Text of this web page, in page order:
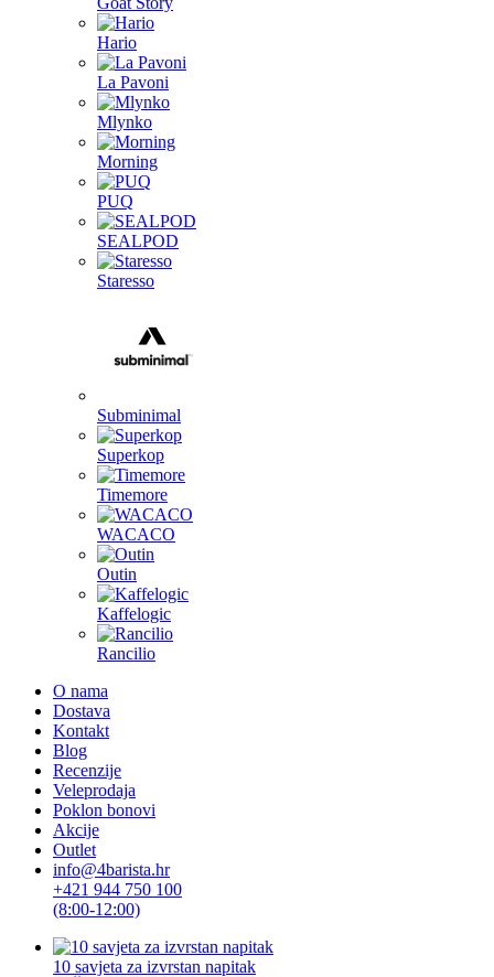
Hario
La Pavoni
Mlynko
Morning
PUQ
SEALPOD
Staresso
Subminimal
Superkop
Timemore
WACACO
Outin
Kaffelogic
Rancilio
O nama
Dostava
Kontakt
Blog
Recenzije
Veleprodaja
Poklon bonovi
Akcije
Outlet
info@4barista.hr
+421 944 750 100
(8:00-12:00)
10 savjeta za izvrstan napitak